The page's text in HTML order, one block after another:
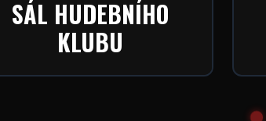
SÁL HUDEBNÍHO
KLUBU